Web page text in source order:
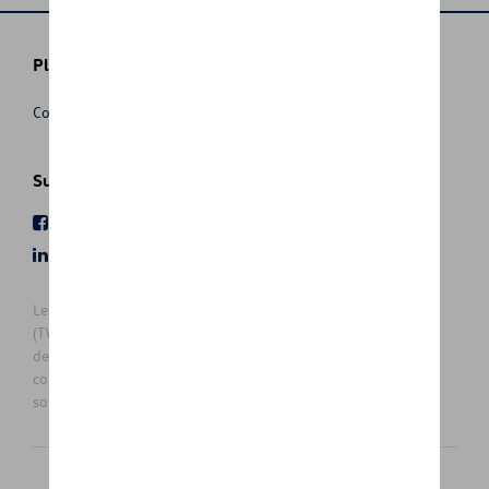
Plus d'informations
Conditions de vente
Suivez nous
Les prix affichés sur le présent site sont des prix recommandés
(TVAc), hors éventuels frais de montage. Pour connaitre le prix
de vente actuel et les éventuels frais de montage, veuillez
contacter votre concessionnaire/agent. Les prix recommandés
sont sujets à des changements sans préavis.